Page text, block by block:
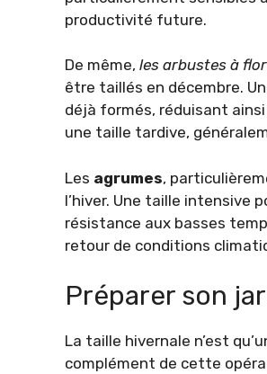
productivité future.
De même, les arbustes à
être taillés en décembre.
déjà formés, réduisant
une taille tardive,
Les agrumes,
l’hiver. Une taille
résistance aux basses
retour de conditions
Préparer son
La taille hivernale n’est
complément de cette